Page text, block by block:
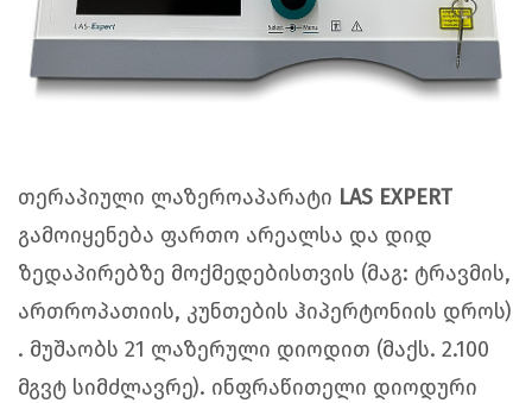
თერაპიული ლაზეროაპარატი LAS EXPERT
გამოიყენება ფართო არეალსა და დიდ
ზედაპირებზე მოქმედებისთვის (მაგ: ტრავმის,
ართროპათიის, კუნთების ჰიპერტონიის დროს)
. მუშაობს 21 ლაზერული დიოდით (მაქს. 2.100
მგვტ სიმძლავრე). ინფრაწითელი დიოდური